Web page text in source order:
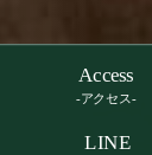
Access
-アクセス-
LINE